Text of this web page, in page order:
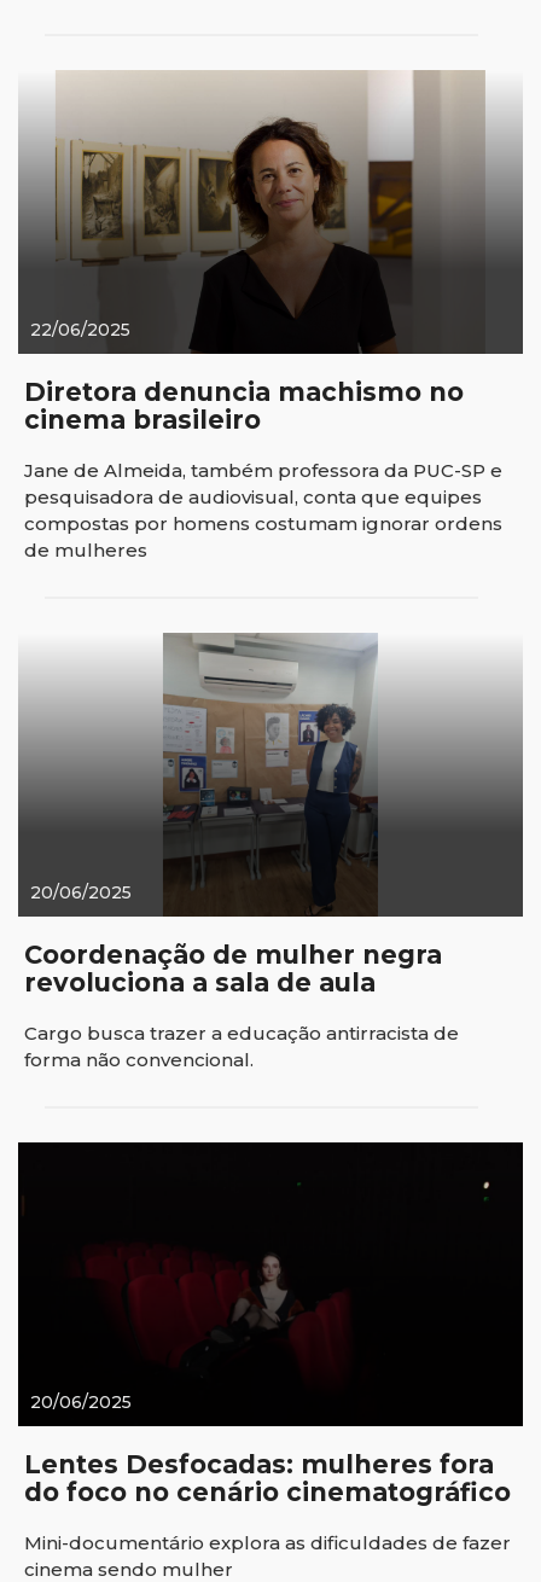
22/06/2025
Diretora denuncia machismo no
cinema brasileiro
Jane de Almeida, também professora da PUC-SP e
pesquisadora de audiovisual, conta que equipes
compostas por homens costumam ignorar ordens
de mulheres
20/06/2025
Coordenação de mulher negra
revoluciona a sala de aula
Cargo busca trazer a educação antirracista de
forma não convencional.
20/06/2025
Lentes Desfocadas: mulheres fora
do foco no cenário cinematográfico
Mini-documentário explora as dificuldades de fazer
cinema sendo mulher